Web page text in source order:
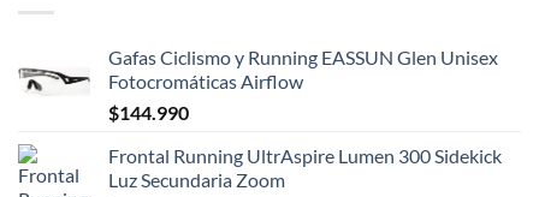
Gafas Ciclismo y Running EASSUN Glen Unisex
Fotocromáticas Airflow
$144.990
Frontal Running UltrAspire Lumen 300 Sidekick
Luz Secundaria Zoom